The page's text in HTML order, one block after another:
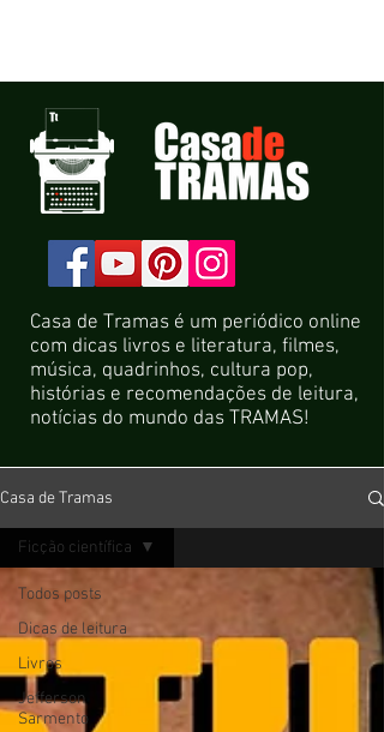
Casa de Tramas é um periódico online
com dicas livros e literatura, filmes,
música, quadrinhos, cultura pop,
histórias e recomendações de leitura,
notícias do mundo das TRAMAS!
Casa de Tramas
Todos posts
Dicas de leitura
Livros
Jefferson
Sarmento
Ficção científica